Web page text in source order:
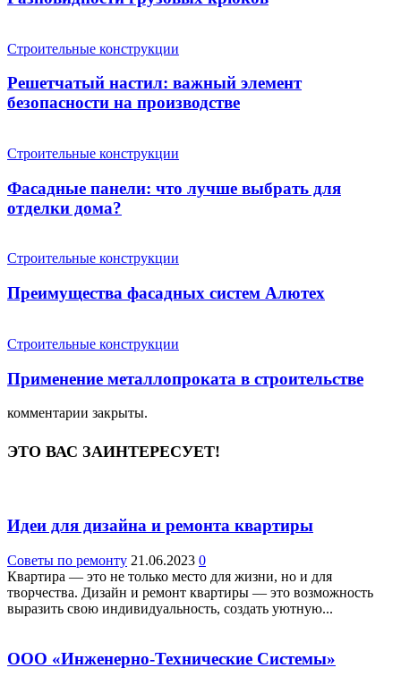
Строительные конструкции
Решетчатый настил: важный элемент
безопасности на производстве
Строительные конструкции
Фасадные панели: что лучше выбрать для
отделки дома?
Строительные конструкции
Преимущества фасадных систем Алютех
Строительные конструкции
Применение металлопроката в строительстве
комментарии закрыты.
ЭТО ВАС ЗАИНТЕРЕСУЕТ!
Идеи для дизайна и ремонта квартиры
Советы по ремонту 21.06.2023 0
Квартира — это не только место для жизни, но и для
творчества. Дизайн и ремонт квартиры — это возможность
выразить свою индивидуальность, создать уютную...
ООО «Инженерно-Технические Системы»